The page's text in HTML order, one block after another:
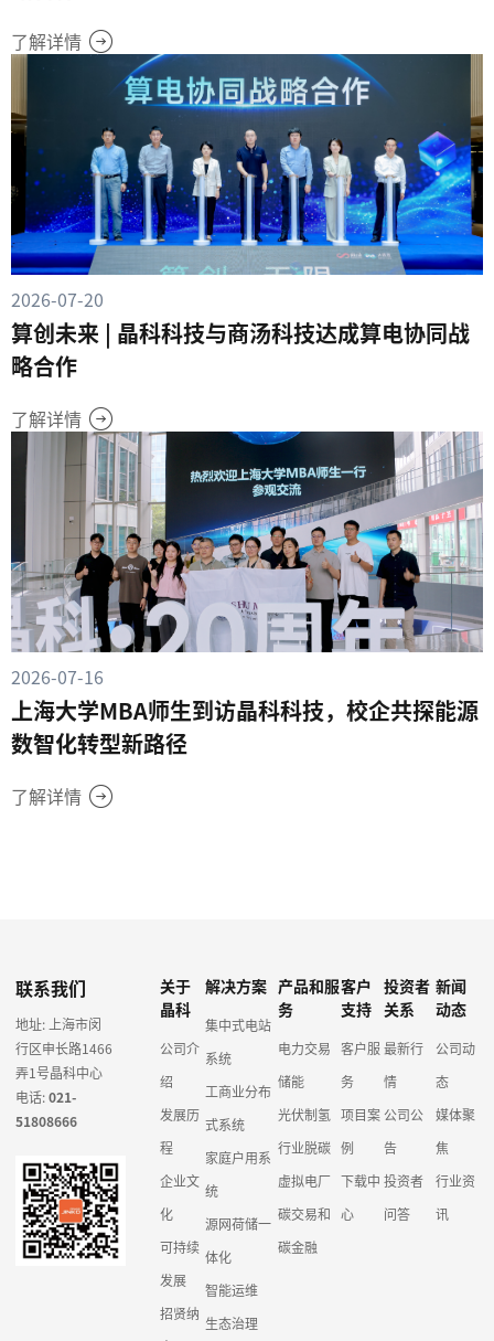
了解详情
2026-07-20
算创未来 | 晶科科技与商汤科技达成算电协同战
略合作
了解详情
2026-07-16
上海大学MBA师生到访晶科科技，校企共探能源
数智化转型新路径
了解详情
联系我们
地址: 上海市闵
行区申长路1466
弄1号晶科中心
电话:021-
51808666
关于
晶科
公司介
绍
发展历
程
企业文
化
可持续
发展
招贤纳
解决方案
集中式电站
系统
工商业分布
式系统
家庭户用系
统
源网荷储一
体化
智能运维
生态治理
产品和服
务
电力交易
储能
光伏制氢
行业脱碳
虚拟电厂
碳交易和
碳金融
客户
支持
客户服
务
项目案
例
下载中
心
投资者
关系
最新行
情
公司公
告
投资者
问答
新闻
动态
公司动
态
媒体聚
焦
行业资
讯